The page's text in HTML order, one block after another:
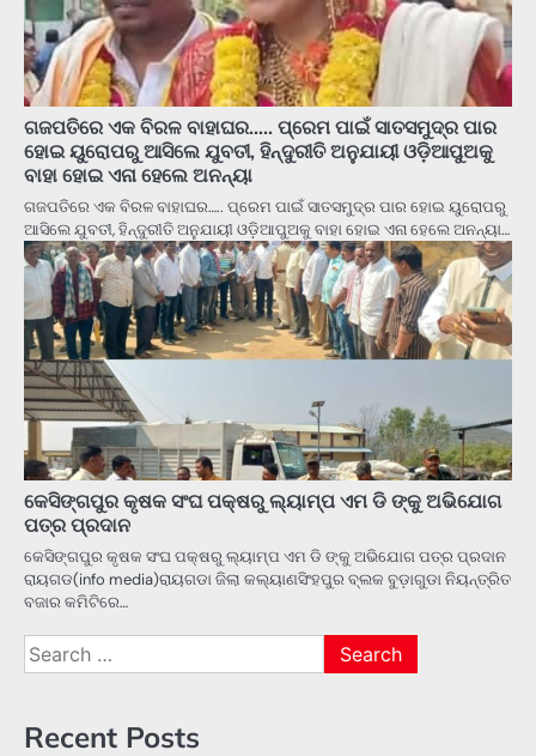
ଗଜପତିରେ ଏକ ବିରଳ ବାହାଘର….. ପ୍ରେମ ପାଇଁ ସାତସମୁଦ୍ର ପାର
ହୋଇ ୟୁରୋପରୁ ଆସିଲେ ଯୁବତୀ, ହିନ୍ଦୁରୀତି ଅନୁଯାୟୀ ଓଡ଼ିଆପୁଅକୁ
ବାହା ହୋଇ ଏନା ହେଲେ ଅନନ୍ୟା
ଗଜପତିରେ ଏକ ବିରଳ ବାହାଘର….. ପ୍ରେମ ପାଇଁ ସାତସମୁଦ୍ର ପାର ହୋଇ ୟୁରୋପରୁ
ଆସିଲେ ଯୁବତୀ, ହିନ୍ଦୁରୀତି ଅନୁଯାୟୀ ଓଡ଼ିଆପୁଅକୁ ବାହା ହୋଇ ଏନା ହେଲେ ଅନନ୍ୟା…
କେସିଙ୍ଗପୁର କୃଷକ ସଂଘ ପକ୍ଷରୁ ଲ୍ୟାମ୍ପ ଏମ ଡି ଙ୍କୁ ଅଭିଯୋଗ
ପତ୍ର ପ୍ରଦାନ
କେସିଙ୍ଗପୁର କୃଷକ ସଂଘ ପକ୍ଷରୁ ଲ୍ୟାମ୍ପ ଏମ ଡି ଙ୍କୁ ଅଭିଯୋଗ ପତ୍ର ପ୍ରଦାନ
ରାୟଗଡ(info media)ରାୟଗଡା ଜିଲା କଲ୍ୟାଣସିଂହପୁର ବ୍ଲକ ବୁଡ଼ାଗୁଡା ନିୟନ୍ତ୍ରିତ
ବଜାର କମିଟିରେ…
Search
for:
Recent Posts